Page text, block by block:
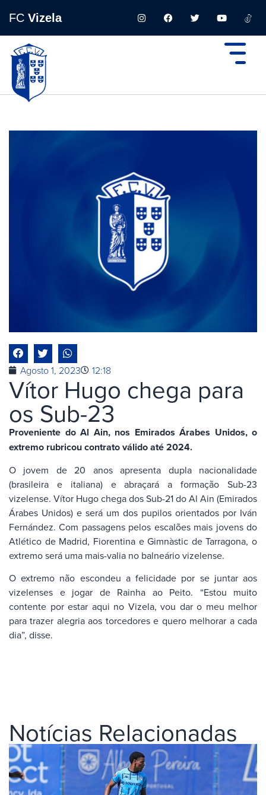
FC Vizela
Agosto 1, 2023 12:18
Vítor Hugo chega para
os Sub-23
Proveniente do Al Ain, nos Emirados Árabes Unidos, o
extremo rubricou contrato válido até 2024.
O jovem de 20 anos apresenta dupla nacionalidade
(brasileira e italiana) e abraçará a formação Sub-23
vizelense. Vítor Hugo chega dos Sub-21 do Al Ain (Emirados
Árabes Unidos) e será um dos pupilos orientados por Iván
Fernández. Com passagens pelos escalões mais jovens do
Atlético de Madrid, Fiorentina e Gimnàstic de Tarragona, o
extremo será uma mais-valia no balneário vizelense.
O extremo não escondeu a felicidade por se juntar aos
vizelenses e jogar de Rainha ao Peito. “Estou muito
contente por estar aqui no Vizela, vou dar o meu melhor
para trazer alegria aos torcedores e quero melhorar a cada
dia”, disse.
Notícias Relacionadas